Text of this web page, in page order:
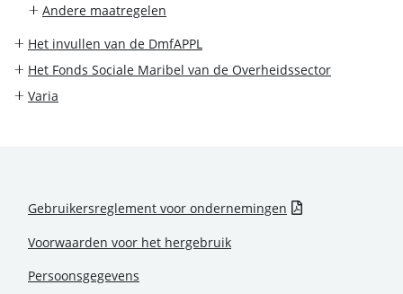
Andere maatregelen
Het invullen van de DmfAPPL
Het Fonds Sociale Maribel van de Overheidssector
Varia
Gebruikersreglement voor ondernemingen
Voorwaarden voor het hergebruik
Persoonsgegevens